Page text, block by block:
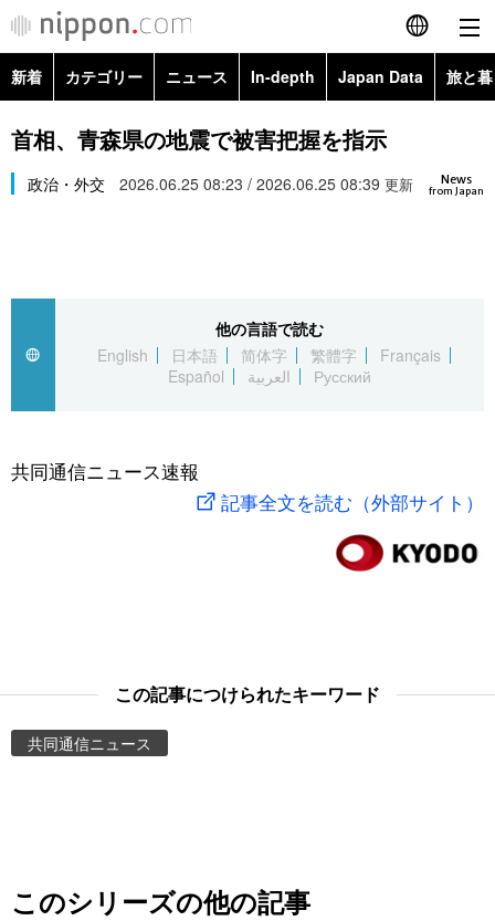
English
简体字
繁體字
العربية
社会
旅と暮らし
東京
新着 カテゴリー ニュース In-depth Japan Data 旅と
政治・外交
経済・ビジネス
社会
文化
科学・技術
暮らし
Images
お知らせ
首相、青森県の地震で被害把握を指示
News
from Japan
政治・外交 2026.06.25 08:23 / 2026.06.25 08:39 更新
他の言語で読む
English
日本語 简体字 繁體字
Français
Español
العربية Русский
共同通信ニュース速報
記事全文を読む（外部サイト）
この記事につけられたキーワード
共同通信ニュース
このシリーズの他の記事